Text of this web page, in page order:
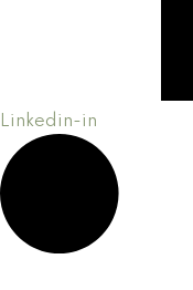
Linkedin-in